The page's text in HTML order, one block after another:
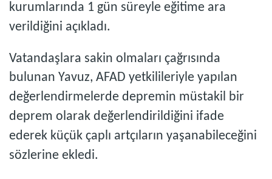
kurumlarında 1 gün süreyle eğitime ara
verildiğini açıkladı.
Vatandaşlara sakin olmaları çağrısında
bulunan Yavuz, AFAD yetkilileriyle yapılan
değerlendirmelerde depremin müstakil bir
deprem olarak değerlendirildiğini ifade
ederek küçük çaplı artçıların yaşanabileceğini
sözlerine ekledi.